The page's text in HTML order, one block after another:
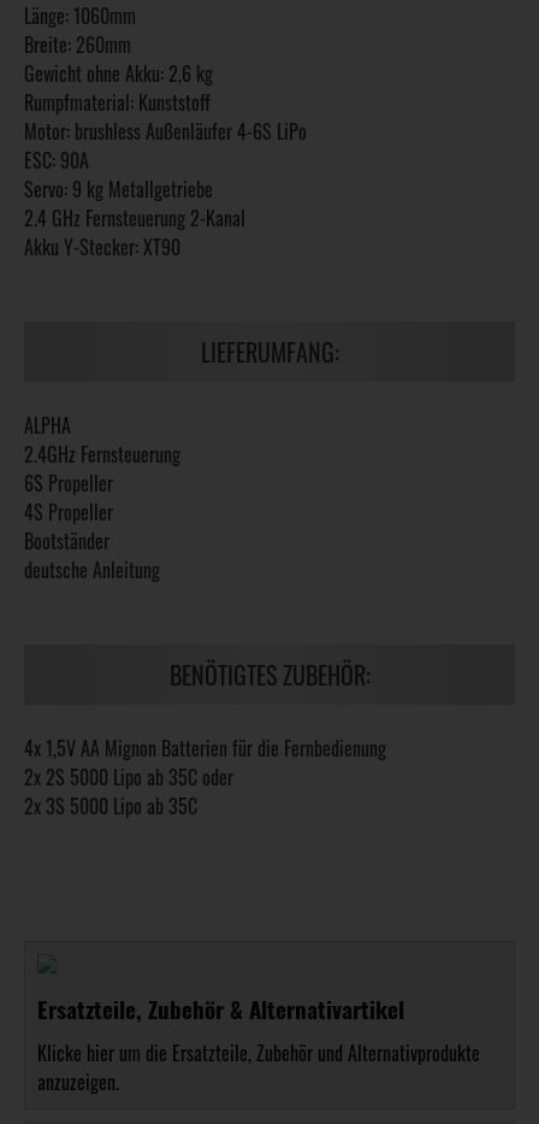
Länge: 1060mm
Breite: 260mm
Gewicht ohne Akku: 2,6 kg
Rumpfmaterial: Kunststoff
Motor: brushless Außenläufer 4-6S LiPo
ESC: 90A
Servo: 9 kg Metallgetriebe
2.4 GHz Fernsteuerung 2-Kanal
Akku Y-Stecker: XT90
LIEFERUMFANG:
ALPHA
2.4GHz Fernsteuerung
6S Propeller
4S Propeller
Bootständer
deutsche Anleitung
BENÖTIGTES ZUBEHÖR:
4x 1,5V AA Mignon Batterien für die Fernbedienung
2x 2S 5000 Lipo ab 35C oder
2x 3S 5000 Lipo ab 35C
Ersatzteile, Zubehör & Alternativartikel
Klicke hier um die Ersatzteile, Zubehör und Alternativprodukte
anzuzeigen.